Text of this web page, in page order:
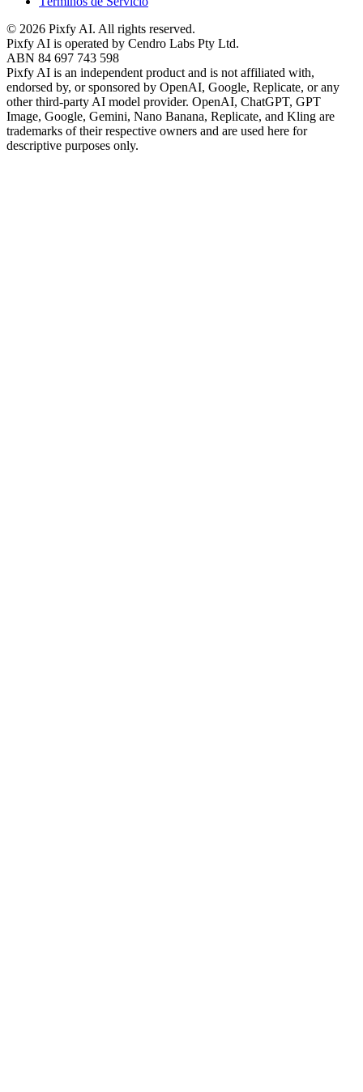
© 2026 Pixfy AI. All rights reserved.
Pixfy AI is operated by Cendro Labs Pty Ltd.
ABN 84 697 743 598
Pixfy AI is an independent product and is not affiliated with,
endorsed by, or sponsored by OpenAI, Google, Replicate, or any
other third-party AI model provider. OpenAI, ChatGPT, GPT
Image, Google, Gemini, Nano Banana, Replicate, and Kling are
trademarks of their respective owners and are used here for
descriptive purposes only.